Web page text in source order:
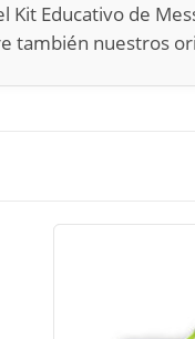
Kit Educativo de
también nuestros